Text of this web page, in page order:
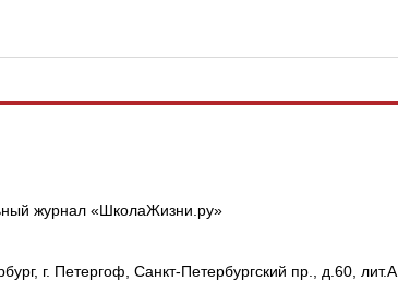
журнал «ШколаЖизни.ру»
г. Петергоф, Санкт-Петербургский пр., д.60, лит.А,